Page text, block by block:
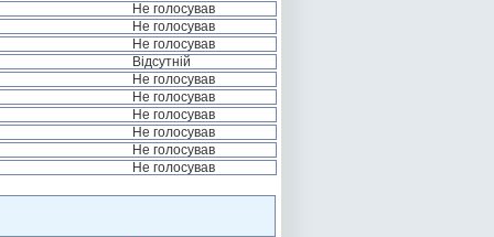
Не голосував
Не голосував
Не голосував
Відсутній
Не голосував
Не голосував
Не голосував
Не голосував
Не голосував
Не голосував